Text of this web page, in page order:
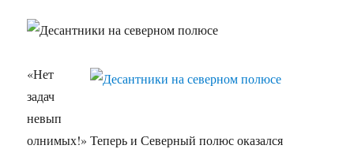
«Нет
задач
невып
олнимых!» Теперь и Северный полюс оказался